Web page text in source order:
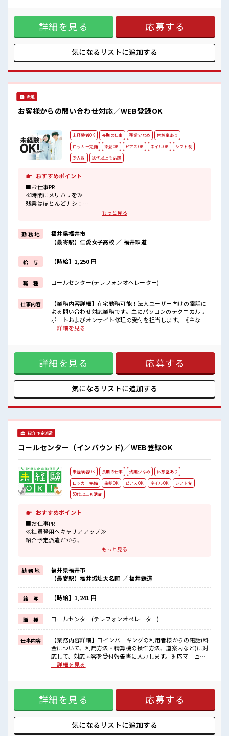
空気清浄機 ■お仕事PR ≪時間にメリハリを≫ 残業はほとんど
ナシ！ 場合によってはお願いすることもあります♪ ≪週休2
日制≫ 週末は家族や友人と一緒にプライベート満喫！ ≪ヘア
カラーOKで自由な雰囲気の職場≫ 明るすぎたり奇抜でなけれ
ば基本的に自由！ (規定有)≪未経験でも活躍できる≫ 新しい
ことにチャレンジするのは不安だけど、 しっかり働く環境が
きましょう！ ≪自分に合った期間で働ける≫ 福利厚生が整っ
た派遣のお仕事です！ ■職場の雰囲気 少人数の職場でこじん
詳細を見る 応募する
気になるリストに追加する
派遣
お客様からの問い合わせ対応／WEB登録OK
未経験者OK 長期の仕事 残業少なめ
休憩室あり
ロッカー完備
染髪OK ピアスOK ネイルOK
シフト制
少人数
50代以上も活躍
おすすめポイント
■お仕事PR
≪時間にメリハリを≫
残業はほとんどナシ！
場合によってはお願いすることもあります♪
明るすぎたり奇抜でなければ基本的に自由！
(規定有)≪未経験の方も大カンゲイ≫
新しいことにチャレンジするのは不安だけど、
しっかり働く環境が整っています！
イチからスキルUP・ステップUP目指していきましょう！
≪自分に向いている仕事が探せる≫
困った事などがあれば、
担当がしっかりサポートします！
■職場の雰囲気
“コジンマリ”が好きな方にもお勧め！！
少人数の職場です♪
明るすぎたり奇抜過ぎなければヘアカラーOK！
もっと見る
勤 務 地
福井県福井市
【最寄駅】仁愛女子高校 ／ 福井鉄道
給 与 【時給】1,250 円
職 種 コールセンター(テレフォンオペレーター)
仕事内容
【業務内容詳細】在宅勤務可能！法人ユーザー向けの電話に
よる問い合わせ対応業務です。主にパソコンのテクニカルサ
ポートおよびオンサイト修理の受付を担当します。《主な問
い合わせ内容》・電源ボタンを押しても電源が入らない・ラ
って対応手順をご案内します。修理対応が必要な場合は、障
害の切り分けを行い故障部品を特定したうえで、出張修理を
行うエンジニアの手配を行います。※実際にスタッフが修理
に伺うことはありません。【取扱製品情報】PC ■お仕事PR ≪
時間にメリハリを≫ 残業はほとんどナシ！ 場合によってはお
願いすることもあります♪ ≪髪色自由で自分らしく働く≫ 明
の方も大カンゲイ≫ 新しいことにチャレンジするのは不安だ
けど、 しっかり働く環境が整っています！ イチからスキル
る仕事が探せる≫ 困った事などがあれば、 担当がしっかりサ
ポートします！ ■職場の雰囲気 “コジンマリ”が好きな方にも
お勧め！！ 少人数の職場です♪ 明るすぎたり奇抜過ぎなけれ
ばヘアカラーOK！ 休憩室でホッと一息リフレッシュ！ 残業
はほとんどありません！
…詳細を見る
詳細を見る 応募する
気になるリストに追加する
紹介予定派遣
コールセンター（インバウンド)／WEB登録OK
未経験者OK 長期の仕事 残業少なめ
休憩室あり
ロッカー完備
染髪OK ピアスOK ネイルOK
シフト制
50代以上も活躍
おすすめポイント
■お仕事PR
≪社員登用へキャリアアップ≫
紹介予定派遣だから、
自分に職場が合うかお試しできるのがウレシイですね☆
場合によってはお願いすることもありますが、
残業はほとんどナシ！
≪ヘアカラーOKで自由な雰囲気の職場≫
明るすぎたり奇抜でなければ基本的に自由！
(規定有)≪未経験の方も大カンゲイ≫
新しいことにチャレンジするのは不安だけど、
しっかり働く環境が整っています！
イチからスキルUP・ステップUP目指していきましょう！
■職場の雰囲気
キバツ過ぎなければ髪色・髪型は自由！
あなたの個性を大事にできます♪
仕事の合間の息抜きは休憩室で♪
もっと見る
勤 務 地
福井県福井市
【最寄駅】福井城址大名町 ／ 福井鉄道
給 与 【時給】1,241 円
職 種 コールセンター(テレフォンオペレーター)
仕事内容
【業務内容詳細】コインパーキングの利用者様からの電話(料
金について、利用方法・精算機の操作方法、道案内など)に対
応して、対応内容を受付報告書に入力します。対応マニュア
ルあり。【取扱製品情報】駐車場・コインパーキング経営 ■
≪無理なく働ける≫ 場合によってはお願いすることもありま
すが、 残業はほとんどナシ！ ≪ヘアカラーOKで自由な雰囲
気の職場≫ 明るすぎたり奇抜でなければ基本的に自由！ (規
定有)≪未経験の方も大カンゲイ≫ 新しいことにチャレンジす
るのは不安だけど、 しっかり働く環境が整っています！ イチ
からスキルUP・ステップUP目指していきましょう！ ■職場
…詳細を見る
詳細を見る 応募する
気になるリストに追加する